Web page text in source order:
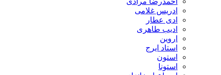
ادریس غلامی
ادی عطار
ادیب طاهری
اروین
استاد ایرج
استون
استونا